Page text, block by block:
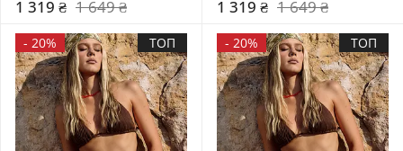
1 319 ₴ 1 649 ₴ 1 319 ₴ 1 649 ₴
- 20% ТОП - 20% ТОП